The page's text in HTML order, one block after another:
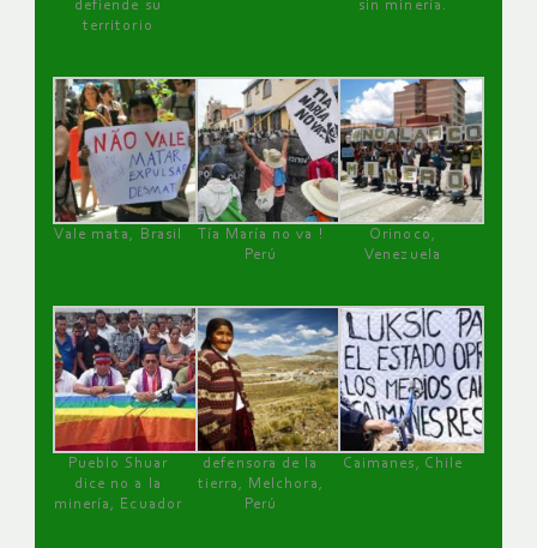
defiende su
territorio
sin minería.
Vale mata, Brasil
Tía María no va !
Perú
Orinoco,
Venezuela
Pueblo Shuar
dice no a la
minería, Ecuador
defensora de la
tierra, Melchora,
Perú
Caimanes, Chile